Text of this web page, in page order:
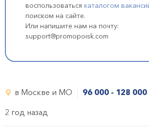
воспользоваться каталогом
поиском на сайте.
Или напишите нам на почту:
support@promopoisk.com
в Москве и МО 96 000 - 128 000
2 год назад